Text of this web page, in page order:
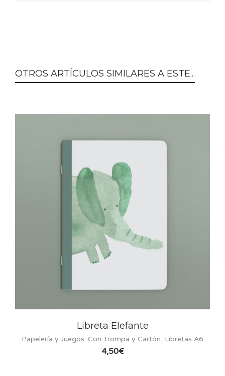
OTROS ARTÍCULOS SIMILARES A ESTE...
Trompa y Cartón,Libretas A6